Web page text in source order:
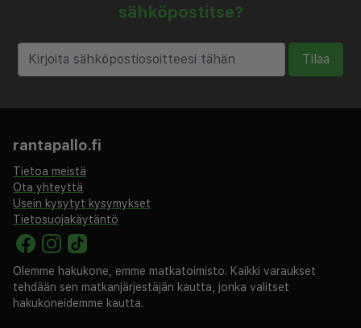
sähköpostitse?
Tilaa
rantapallo.fi
Tietoa meistä
Ota yhteyttä
Usein kysytyt kysymykset
Tietosuojakäytäntö
Olemme hakukone, emme matkatoimisto. Kaikki varaukset
tehdään sen matkanjärjestäjän kautta, jonka valitset
hakukoneidemme kautta.